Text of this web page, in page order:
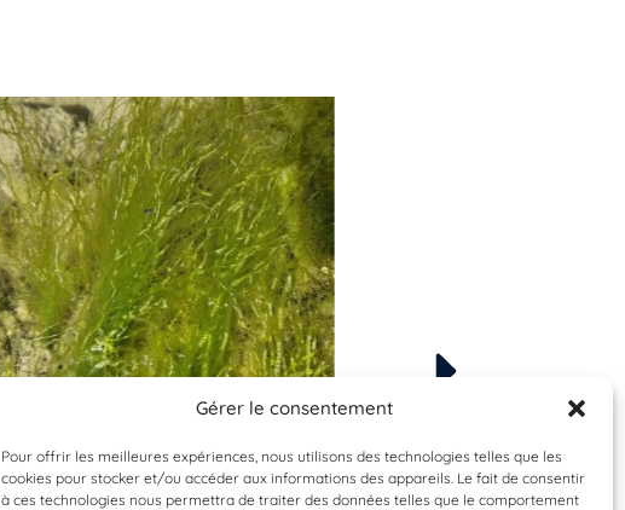
Gérer le consentement
Pour offrir les meilleures expériences, nous utilisons des technologies telles que les
cookies pour stocker et/ou accéder aux informations des appareils. Le fait de consentir
à ces technologies nous permettra de traiter des données telles que le comportement
Espèce à identifier À valider
Acinetospora
Algues brunes